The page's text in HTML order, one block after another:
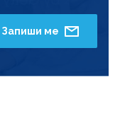
Запиши ме